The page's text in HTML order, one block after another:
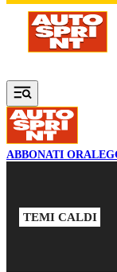
Vai al contenuto
ABBONATI ORA
TEMI CALDI